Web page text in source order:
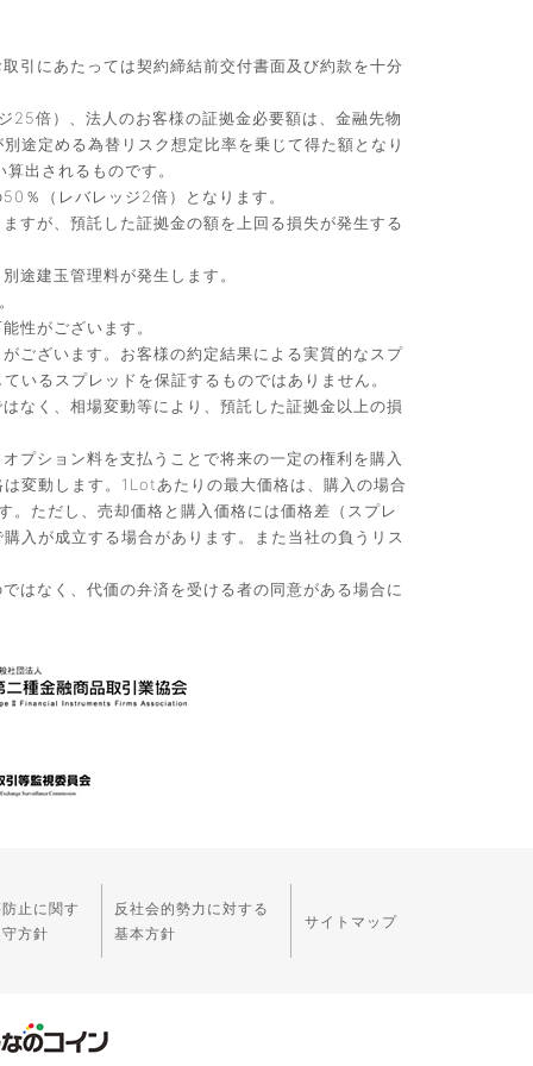
引にあたっては契約締結前交付書面及び約款を十分
25倍）、法人のお客様の証拠金必要額は、金融先物
途定める為替リスク想定比率を乗じて得た額となり
出されるものです。
％（レバレッジ2倍）となります。
すが、預託した証拠金の額を上回る損失が発生する
途建玉管理料が発生します。
性がございます。
ございます。お客様の約定結果による実質的なスプ
いるスプレッドを保証するものではありません。
なく、相場変動等により、預託した証拠金以上の損
プション料を支払うことで将来の一定の権利を購入
変動します。1Lotあたりの最大価格は、購入の場合
ただし、売却価格と購入価格には価格差（スプレ
入が成立する場合があります。また当社の負うリス
はなく、代価の弁済を受ける者の同意がある場合に
止に関す
方針
反社会的勢力に対する
基本方針
サイトマップ